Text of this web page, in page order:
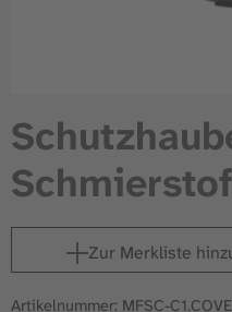
Zur Merkliste
Artikelnummer: MFSC-